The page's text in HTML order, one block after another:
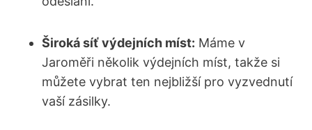
Široká síť výdejních míst: Máme v
Jaroměři několik výdejních míst, takže si
můžete vybrat ten nejbližší pro vyzvednutí
vaší zásilky.